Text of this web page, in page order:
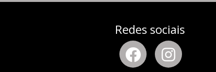
Redes sociais